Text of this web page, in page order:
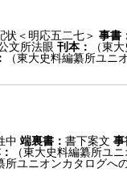
状＜明応五二七＞ 事書
文所法眼 刊本：
（東
（東大史料編纂所ユニ
中 端裏書： 書下案文 事
（東大史料編纂所ユ
所ユニオンカタログへ